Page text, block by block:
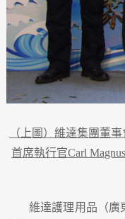
（上圖）維達集團董
首席執行官Carl
維達護理用品（廣